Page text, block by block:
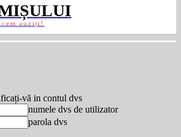
auziți!
vă in contul dvs
numele dvs de utilizator
parola dvs